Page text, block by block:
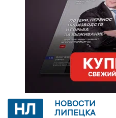
НОВОСТИ
ЛИПЕЦКА